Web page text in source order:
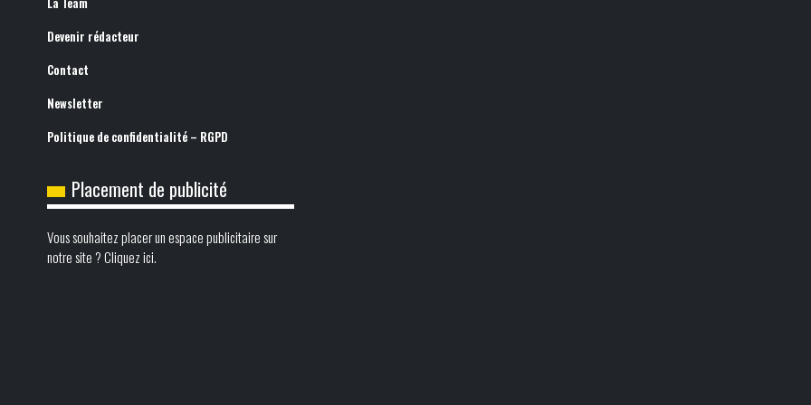
Devenir rédacteur
Contact
Newsletter
Politique de confidentialité – RGPD
Placement de publicité
Vous souhaitez placer un espace publicitaire sur
notre site ? Cliquez ici.